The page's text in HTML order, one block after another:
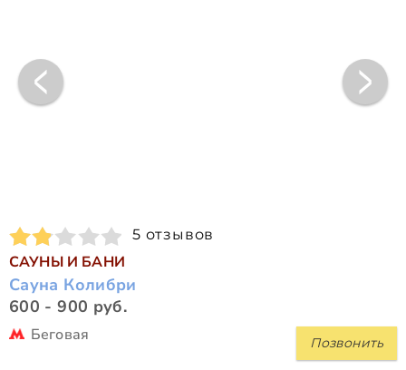
5 отзывов
САУНЫ И БАНИ
Сауна Колибри
600 - 900 руб.
Позвонить
Беговая